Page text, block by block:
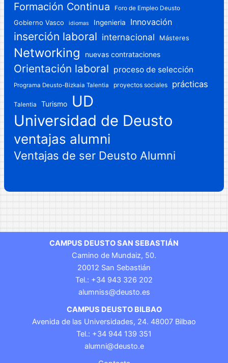
Formación Continua Foro de Empleo Deusto
Gobierno Vasco idiomas Ingenieria Innovación
inserción laboral internacional Másteres
Networking nuevas contrataciones
Orientación laboral proceso de selección
Programa Deusto-Bizkaia Talentia proyectos sociales prácticas
Talentia Turismo
UD
Universidad de Deusto
ventajas alumni
Ventajas de ser Deusto Alumni
CAMPUS DEUSTO SAN SEBASTIÁN
Camino de Mundaiz, 50.
20012 San Sebastián
Tel.: +34 943 326 202
alumniss@deusto.es
CAMPUS DEUSTO BILBAO
Avenida de las Universidades, 24. 48007 Bilbao
Tel.: +34 944 139 351
alumni@deusto.e